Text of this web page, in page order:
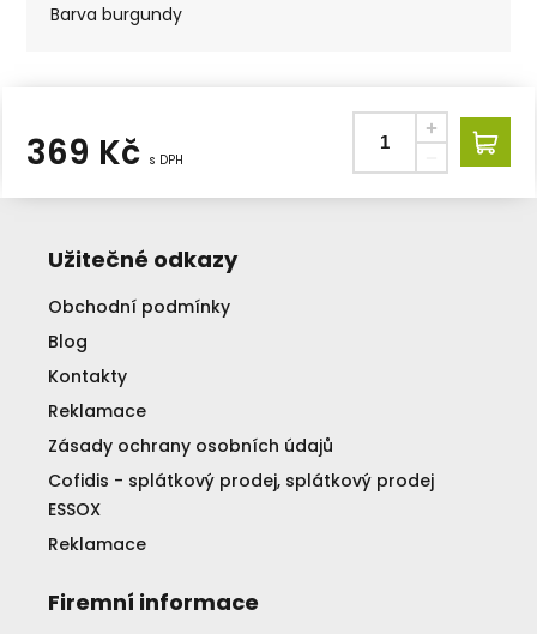
Barva burgundy
369 Kč s DPH
Užitečné odkazy
Obchodní podmínky
Blog
Kontakty
Reklamace
Zásady ochrany osobních údajů
Cofidis - splátkový prodej, splátkový prodej
ESSOX
Reklamace
Firemní informace